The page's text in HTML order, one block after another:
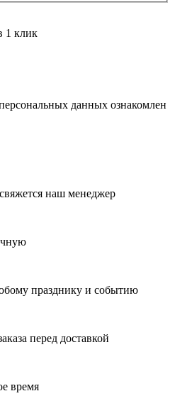
1 клик
данных ознакомлен
наш менеджер
празднику и событию
перед доставкой
время